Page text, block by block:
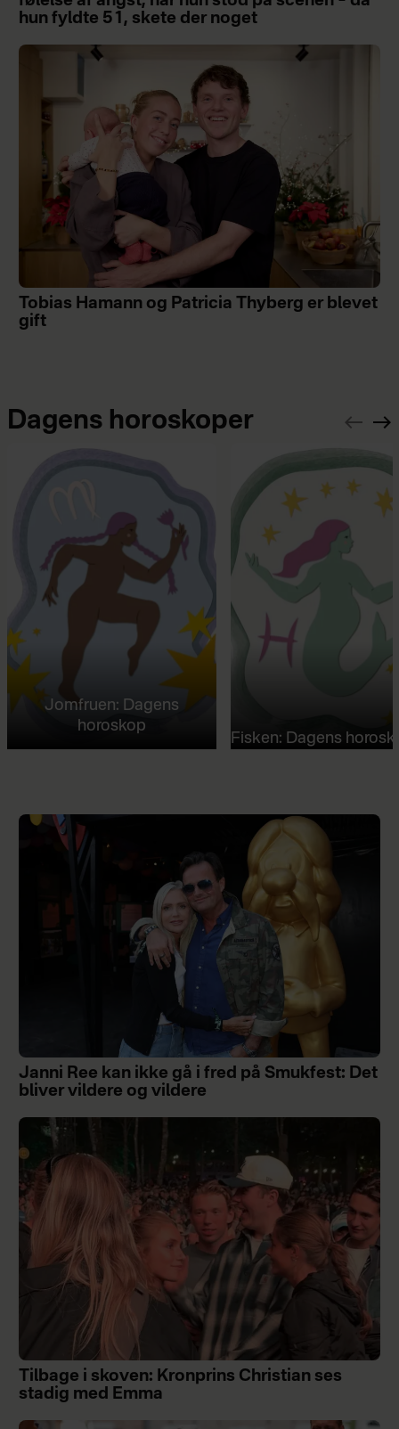
hun fyldte 51, skete der noget
Tobias Hamann og Patricia Thyberg er blevet
gift
Dagens horoskoper
Jomfruen: Dagens
horoskop
Fisken: Dagens
Janni Ree kan ikke gå i fred på Smukfest: Det
bliver vildere og vildere
Tilbage i skoven: Kronprins Christian ses
stadig med Emma